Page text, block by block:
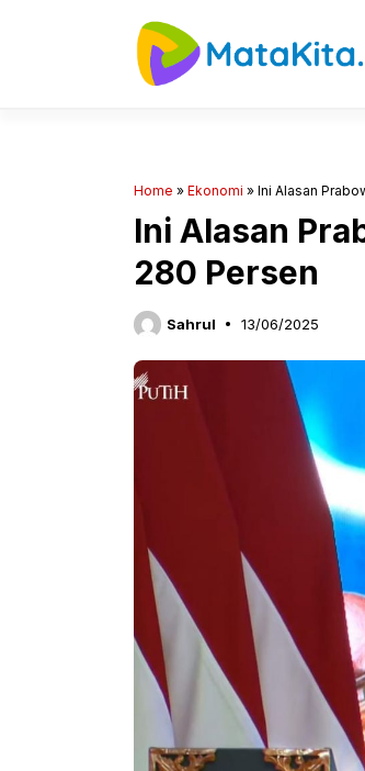
Home » Ekonomi » Ini Alasan
Ini Alasan
280 Persen
Sahrul 13/06/2025